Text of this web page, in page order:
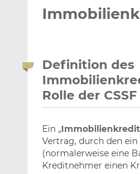
Definition des
Rolle der CSSF
Ein „
Vertrag, durch den
(normalerweise eine
Kreditnehmer einen